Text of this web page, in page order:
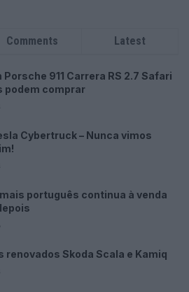
Comments Latest
Porsche 911 Carrera RS 2.7 Safari
podem comprar
Cybertruck – Nunca vimos
português continua à venda
renovados Skoda Scala e Kamiq